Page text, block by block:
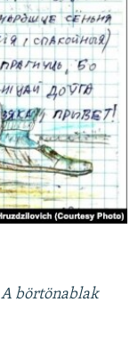
A börtönablak